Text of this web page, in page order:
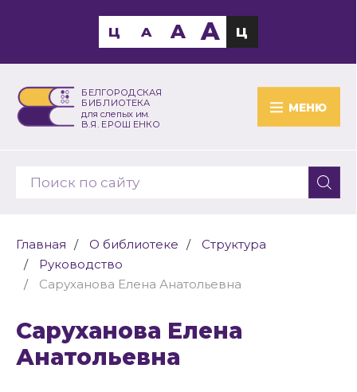
БЕЛГОРОДСКАЯ
БИБЛИОТЕКА
для слепых им.
В.Я. ЕРОШЕНКО
МЕНЮ
Ц A A A Ц
Главная О библиотеке
Структура
Руководство
Саруханова Елена Анатольевна
Саруханова Елена
Анатольевна